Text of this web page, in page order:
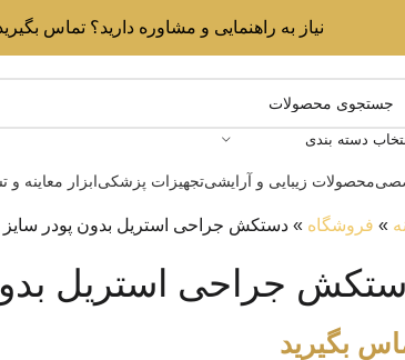
نیاز به راهنمایی و مشاوره دارید؟ تماس بگیرید
دسته بندی
محصولات زیبایی و آرایشیتجهیزات پزشکیابزار معاینه
» فروشگاه » دستکش جراحی استریل بدون پودر سایز 8
جراحی استریل بدون
بگیرید